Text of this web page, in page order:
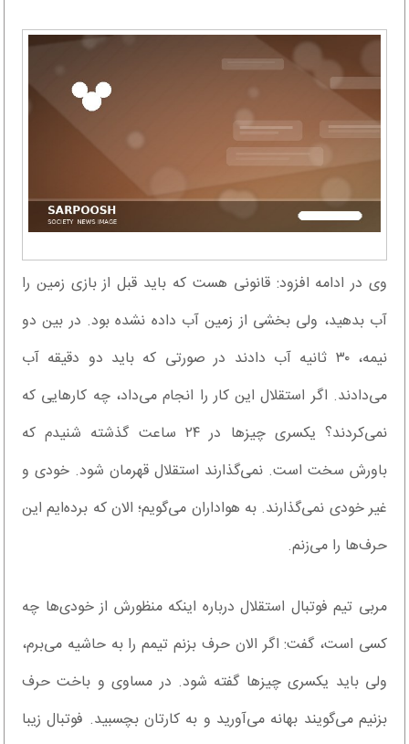
وی در ادامه افزود: قانونی هست که باید قبل از بازی زمین را
آب بدهید، ولی بخشی از زمین آب داده نشده بود. در بین دو
نیمه، ۳۰ ثانیه آب دادند در صورتی که باید دو دقیقه آب
می‌دادند. اگر استقلال این کار را انجام می‌داد، چه کارهایی که
نمی‌کردند؟ یکسری چیزها در ۲۴ ساعت گذشته شنیدم که
باورش سخت است. نمی‌گذارند استقلال قهرمان شود. خودی و
غیر خودی نمی‌گذارند. به هواداران می‌گویم؛ الان که برده‌ایم این
حرف‌ها را می‌زنم.
مربی تیم فوتبال استقلال درباره اینکه منظورش از خودی‌ها چه
کسی است، گفت: اگر الان حرف بزنم تیمم را به حاشیه می‌برم،
ولی باید یکسری چیزها گفته شود. در مساوی و باخت حرف
بزنیم می‌گویند بهانه می‌آورید و به کارتان بچسبید. فوتبال زیبا